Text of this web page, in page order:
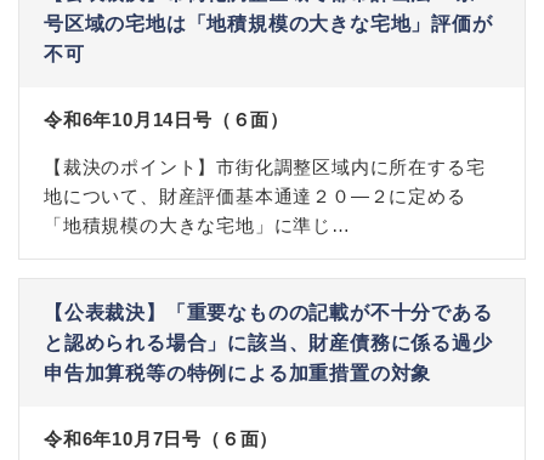
号区域の宅地は「地積規模の大きな宅地」評価が
不可
令和6年10月14日号（６面）
【裁決のポイント】市街化調整区域内に所在する宅
地について、財産評価基本通達２０―２に定める
「地積規模の大きな宅地」に準じ…
【公表裁決】「重要なものの記載が不十分である
と認められる場合」に該当、財産債務に係る過少
申告加算税等の特例による加重措置の対象
令和6年10月7日号（６面）